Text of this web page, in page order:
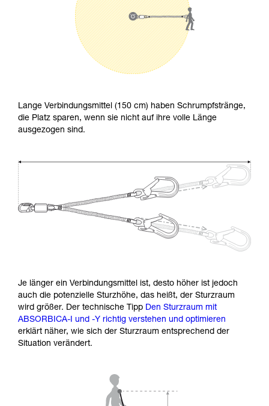
Lange Verbindungsmittel (150 cm) haben Schrumpfstränge,
die Platz sparen, wenn sie nicht auf ihre volle Länge
ausgezogen sind.
Je länger ein Verbindungsmittel ist, desto höher ist jedoch
auch die potenzielle Sturzhöhe, das heißt, der Sturzraum
wird größer. Der technische Tipp Den Sturzraum mit
ABSORBICA-I und -Y richtig verstehen und optimieren
erklärt näher, wie sich der Sturzraum entsprechend der
Situation verändert.